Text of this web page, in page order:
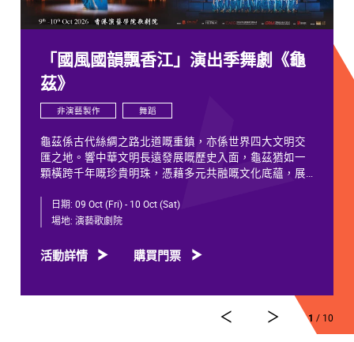
「國風國韻飄香江」演出季舞劇《龜
茲》
非演藝製作 舞蹈
龜茲係古代絲綢之路北道嘅重鎮，亦係世界四大文明交
匯之地。響中華文明長遠發展嘅歷史入面，龜茲猶如一
顆橫跨千年嘅珍貴明珠，憑藉多元共融嘅文化底蘊，展
千年以來，龜茲文化承載住歷代各族人士嘅足跡同情
或是「蘇幕遮」盛會入面各族民眾嘅舞姿，充分體現各
《龜茲》就沿住呢段歷史足跡創作，透過鳩摩羅什東來
弘法、玄奘西行求法嘅跨時空故事，將龜茲千年嘅文化
日期: 09 Oct (Fri) - 10 Oct (Sat)
場地: 演藝歌劇院
活動詳情 購買門票
1 / 10